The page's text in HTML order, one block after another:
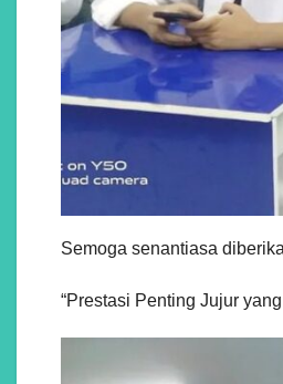
Semoga senantiasa
“Prestasi Penting Jujur